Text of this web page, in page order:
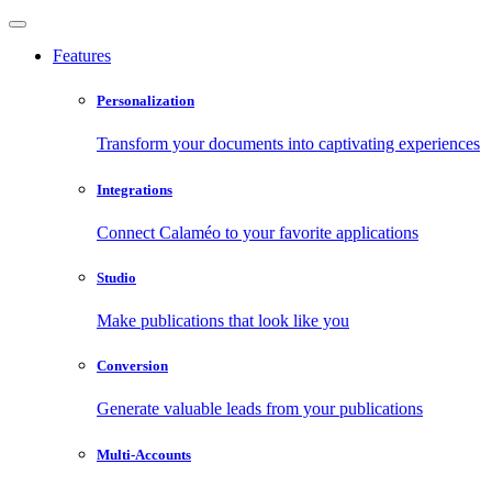
Features
Personalization
Transform your documents into captivating experiences
Integrations
Connect Calaméo to your favorite applications
Studio
Make publications that look like you
Conversion
Generate valuable leads from your publications
Multi-Accounts